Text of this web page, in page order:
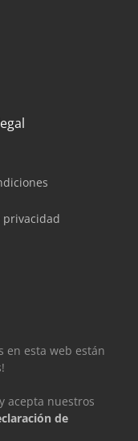
privacidad
en esta web están
acepta nuestros
de